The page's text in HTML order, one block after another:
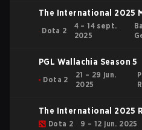
The International 2025
Dota 2
4 – 14 sept.
2025
PGL Wallachia Season 5
Dota 2
21 – 29 jun.
2025
The International 2025
Dota 2 9 – 12 jun. 2025